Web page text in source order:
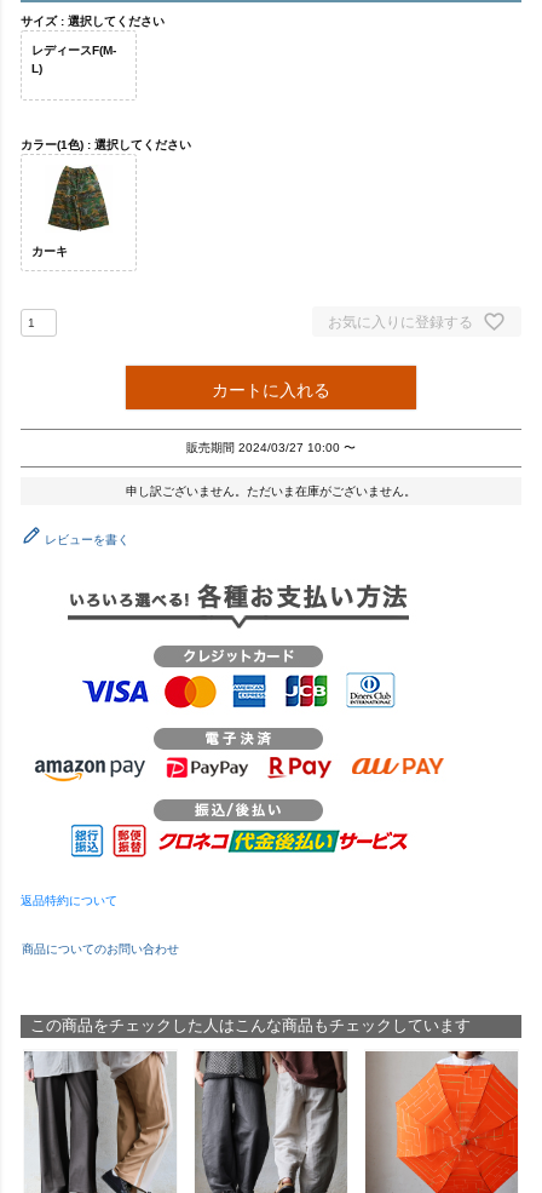
サイズ 選択してください
レディースF(M-
L)
カラー(1色) 選択してください
カーキ
お気に入りに登録する
カートに入れる
販売期間 2024/03/27 10:00 〜
申し訳ございません。ただいま在庫がございません。
レビューを書く
返品特約について
商品についてのお問い合わせ
この商品をチェックした人はこんな商品もチェックしています